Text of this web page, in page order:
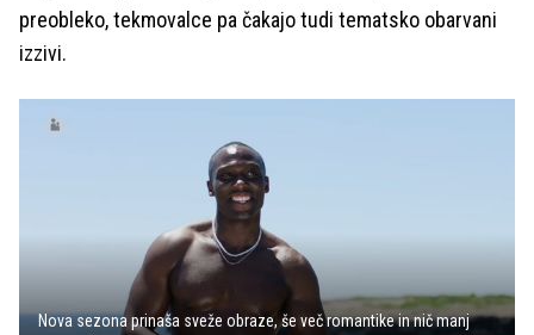
preobleko, tekmovalce pa čakajo tudi tematsko obarvani
izzivi.
Nova sezona prinaša sveže obraze, še več romantike in nič manj